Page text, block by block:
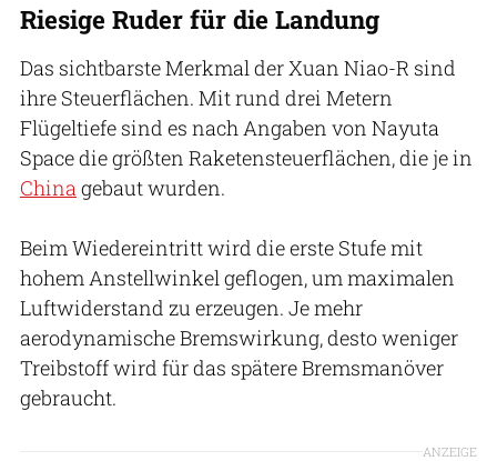
Riesige Ruder für die Landung
Das sichtbarste Merkmal der Xuan Niao-R sind
ihre Steuerflächen. Mit rund drei Metern
Flügeltiefe sind es nach Angaben von Nayuta
Space die größten Raketensteuerflächen, die je in
China gebaut wurden.
Beim Wiedereintritt wird die erste Stufe mit
hohem Anstellwinkel geflogen, um maximalen
Luftwiderstand zu erzeugen. Je mehr
aerodynamische Bremswirkung, desto weniger
Treibstoff wird für das spätere Bremsmanöver
gebraucht.
ANZEIGE